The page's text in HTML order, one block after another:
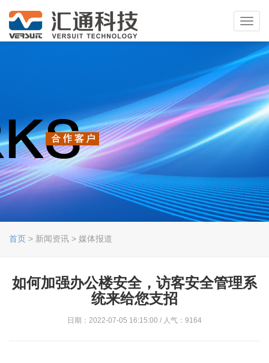
首页 > 新闻资讯 > 媒体报道
如何加强办公楼安全，访客安全管理系
统来给您支招
日期：2022-07-05 16:15:00 / 人气：9164